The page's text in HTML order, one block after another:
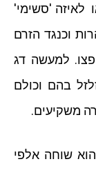
לאיזה 'סשימי'
וכנגד הזרם
למעשה דג
בהם וכולם
משקיעים.
שוחה אלפי